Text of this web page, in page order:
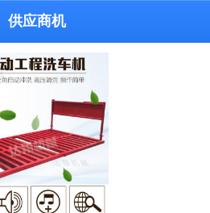
供应商机